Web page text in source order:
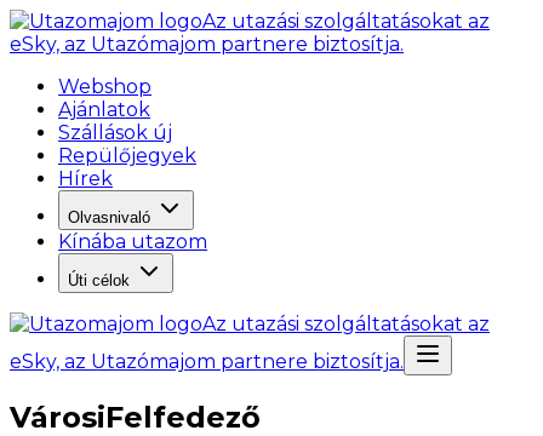
Az utazási szolgáltatásokat az
eSky, az Utazómajom partnere biztosítja.
Webshop
Ajánlatok
Szállások új
Repülőjegyek
Hírek
Olvasnivaló
Kínába utazom
Úti célok
Az utazási szolgáltatásokat az
eSky, az Utazómajom partnere biztosítja.
VárosiFelfedező